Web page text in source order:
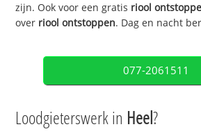
zijn. Ook voor een gratis riool
over riool ontstoppen. Dag en nacht
077-2061511
Loodgieterswerk in Heel?